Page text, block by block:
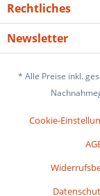
Rechtliches
Newsletter
* Alle Preise inkl.
Cookie-